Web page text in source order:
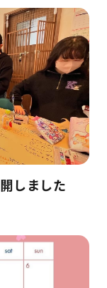
しました